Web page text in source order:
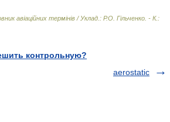
авіаційних термінів / Уклад.: Р.О. Гільченко. - К.:
контрольную?
aerostatic